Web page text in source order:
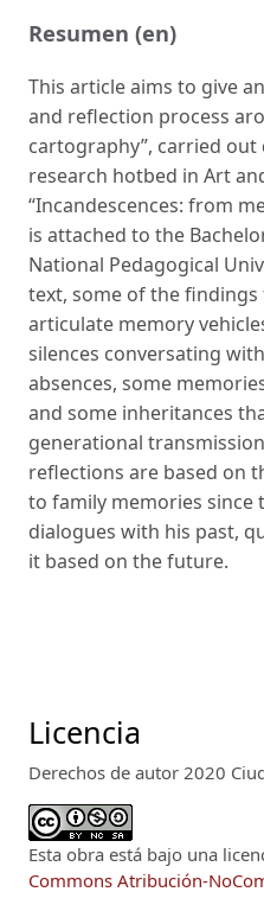
Resumen (en)
This article aims to give
and reflection pro­cess
cartography”, carried
research hotbed in Art
“Incandescences: from
is attached to the
National Pedagogical
text, some of the
articulate memory
silences conversating
absences, some
and some inheritances
generational
reflections are based on
to family memories since
dialogues with his past,
it based on the future.
Licencia
Derechos de autor 2020
Esta obra está bajo una
Commons Atribución-